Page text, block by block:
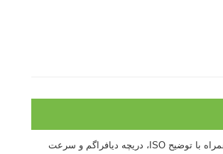
درک نوردهی – همراه با توضیح ISO، دریچه دیافراگم و سرعت